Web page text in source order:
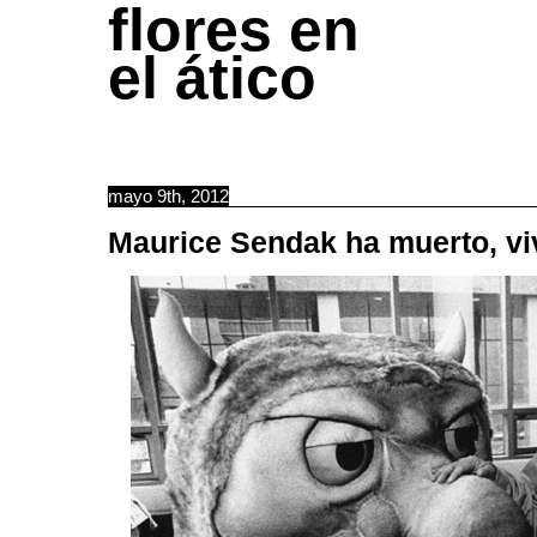
flores en
el ático
mayo 9th, 2012
Maurice Sendak ha muerto,